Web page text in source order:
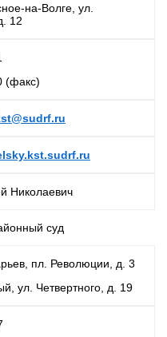
на-Волге, ул.
12
(факс)
Николаевич
суд
пл. Революции, д. 3
ул. Четвертного, д. 19